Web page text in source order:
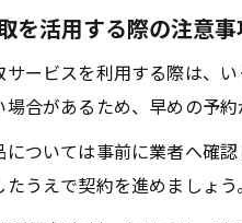
を活用する際の注意事
サービスを利用する際は、
合があるため、早めの予約
については事前に業者へ確
うえで契約を進めましょう